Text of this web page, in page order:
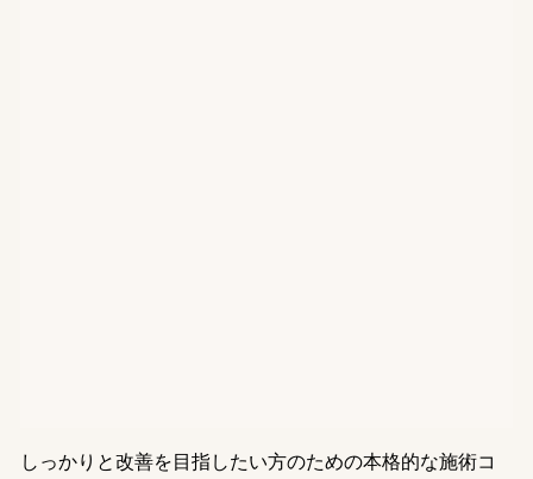
しっかりと改善を目指したい方のための本格的な施術コ